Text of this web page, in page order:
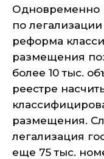
Одновременно
по
реформа
размещения
более 10 тыс.
реестре
размещения.
легализация
еще 75 тыс.